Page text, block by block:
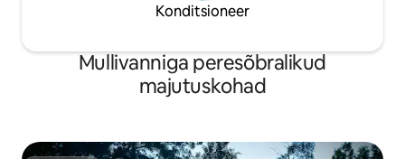
Konditsioneer
Mullivanniga peresõbralikud
majutuskohad